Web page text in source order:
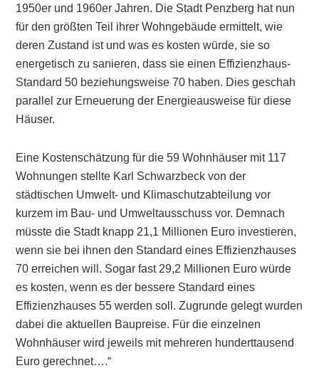
1950er und 1960er Jahren. Die Stadt Penzberg hat nun
für den größten Teil ihrer Wohngebäude ermittelt, wie
deren Zustand ist und was es kosten würde, sie so
energetisch zu sanieren, dass sie einen Effizienzhaus-
Standard 50 beziehungsweise 70 haben. Dies geschah
parallel zur Erneuerung der Energieausweise für diese
Häuser.
Eine Kostenschätzung für die 59 Wohnhäuser mit 117
Wohnungen stellte Karl Schwarzbeck von der
städtischen Umwelt- und Klimaschutzabteilung vor
kurzem im Bau- und Umweltausschuss vor. Demnach
müsste die Stadt knapp 21,1 Millionen Euro investieren,
wenn sie bei ihnen den Standard eines Effizienzhauses
70 erreichen will. Sogar fast 29,2 Millionen Euro würde
es kosten, wenn es der bessere Standard eines
Effizienzhauses 55 werden soll. Zugrunde gelegt wurden
dabei die aktuellen Baupreise. Für die einzelnen
Wohnhäuser wird jeweils mit mehreren hunderttausend
Euro gerechnet….“